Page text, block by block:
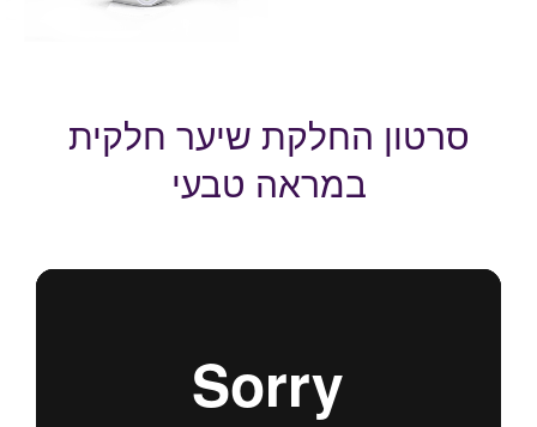
סרטון החלקת שיער חלקית
במראה טבעי